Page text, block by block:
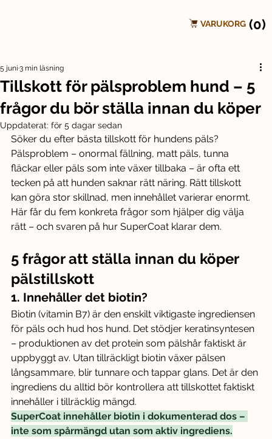
VARUKORG (0)
Tillskott för pälsproblem hund – 5
frågor du bör ställa innan du köper
5 juni 3 min läsning
Uppdaterat: för 5 dagar sedan
Söker du efter bästa tillskott för hundens päls?
Pälsproblem – onormal fällning, matt päls, tunna
fläckar eller päls som inte växer tillbaka – är ofta ett
tecken på att hunden saknar rätt näring. Rätt tillskott
kan göra stor skillnad, men innehållet varierar enormt.
Här får du fem konkreta frågor som hjälper dig välja
rätt – och svaren på hur SuperCoat klarar dem.
5 frågor att ställa innan du köper
pälstillskott
1. Innehåller det biotin?
Biotin (vitamin B7) är den enskilt viktigaste ingrediensen
för päls och hud hos hund. Det stödjer keratinsyntesen
– produktionen av det protein som pälshår faktiskt är
uppbyggt av. Utan tillräckligt biotin växer pälsen
långsammare, blir tunnare och tappar glans. Det är den
ingrediens du alltid bör kontrollera att tillskottet faktiskt
innehåller i tillräcklig mängd.
SuperCoat innehåller biotin i dokumenterad dos –
inte som spårmängd utan som aktiv ingrediens.